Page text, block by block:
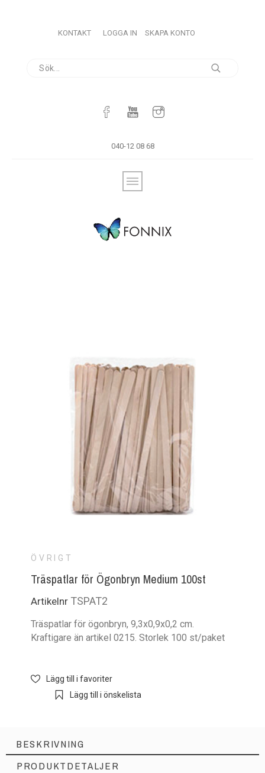
040-12 08 68
KONTAKT LOGGA IN SKAPA KONTO
ÖVRIGT
Träspatlar för Ögonbryn Medium 100st
Artikelnr TSPAT2
Träspatlar för ögonbryn, 9,3x0,9x0,2 cm.
Kraftigare än artikel 0215. Storlek 100 st/paket
Lägg till i favoriter
Lägg till i önskelista
BESKRIVNING
PRODUKTDETALJER